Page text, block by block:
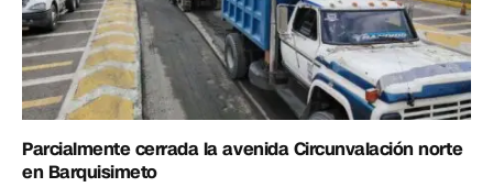
Parcialmente cerrada la avenida Circunvalación norte
en Barquisimeto